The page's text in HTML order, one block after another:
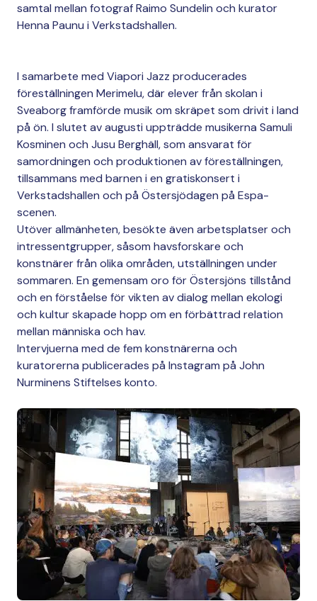
samtal mellan fotograf Raimo Sundelin och kurator
Henna Paunu i Verkstadshallen.
I samarbete med Viapori Jazz producerades
föreställningen Merimelu, där elever från skolan i
Sveaborg framförde musik om skräpet som drivit i land
på ön. I slutet av augusti uppträdde musikerna Samuli
Kosminen och Jusu Berghäll, som ansvarat för
samordningen och produktionen av föreställningen,
tillsammans med barnen i en gratiskonsert i
Verkstadshallen och på Östersjödagen på Espa-
scenen.
Utöver allmänheten, besökte även arbetsplatser och
intressentgrupper, såsom havsforskare och
konstnärer från olika områden, utställningen under
sommaren. En gemensam oro för Östersjöns tillstånd
och en förståelse för vikten av dialog mellan ekologi
och kultur skapade hopp om en förbättrad relation
mellan människa och hav.
Intervjuerna med de fem konstnärerna och
kuratorerna publicerades på Instagram på John
Nurminens Stiftelses konto.